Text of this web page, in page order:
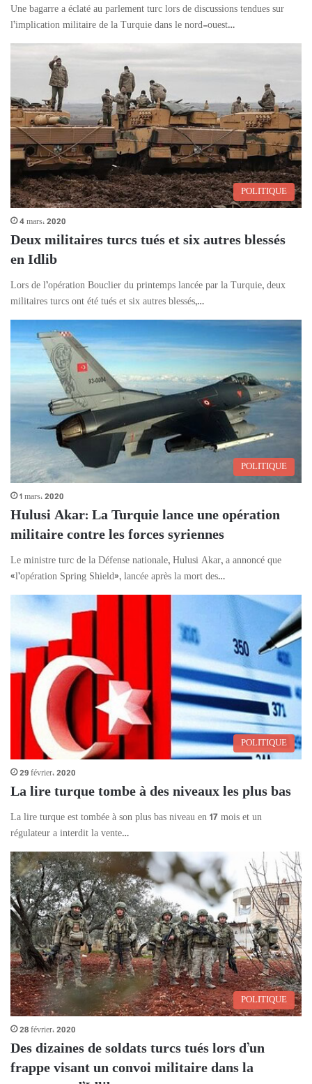
Une bagarre a éclaté au parlement turc lors de discussions tendues sur
l’implication militaire de la Turquie dans le nord-ouest…
POLITIQUE
4 mars، 2020
Deux militaires turcs tués et six autres blessés
en Idlib
Lors de l’opération Bouclier du printemps lancée par la Turquie, deux
militaires turcs ont été tués et six autres blessés,…
POLITIQUE
1 mars، 2020
Hulusi Akar: La Turquie lance une opération
militaire contre les forces syriennes
Le ministre turc de la Défense nationale, Hulusi Akar, a annoncé que
«l’opération Spring Shield», lancée après la mort des…
POLITIQUE
29 février، 2020
La lire turque tombe à des niveaux les plus bas
La lire turque est tombée à son plus bas niveau en 17 mois et un
régulateur a interdit la vente…
POLITIQUE
28 février، 2020
Des dizaines de soldats turcs tués lors d’un
frappe visant un convoi militaire dans la